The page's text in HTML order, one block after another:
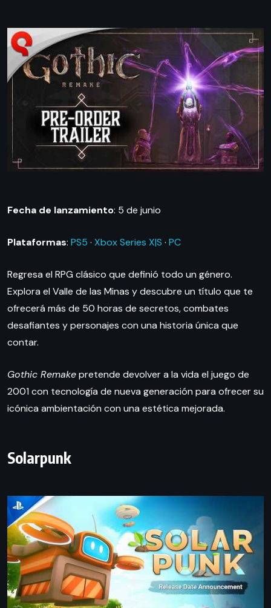
Fecha de lanzamiento: 5 de junio
Plataformas: PS5 · Xbox Series X|S · PC
Regresa el RPG clásico que definió todo un género.
Explora el Valle de las Minas y descubre un título que te
ofrecerá más de 50 horas de secretos, combates
desafiantes y personajes con una historia única que
contar.
Gothic Remakepretende devolver a la vida el juego de
2001 con tecnología de nueva generación para ofrecer su
icónica ambientación con una estética mejorada.
Solarpunk